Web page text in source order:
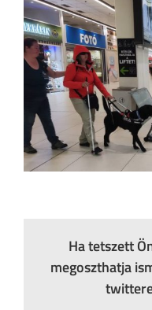
Ha tetszett
megoszthatja